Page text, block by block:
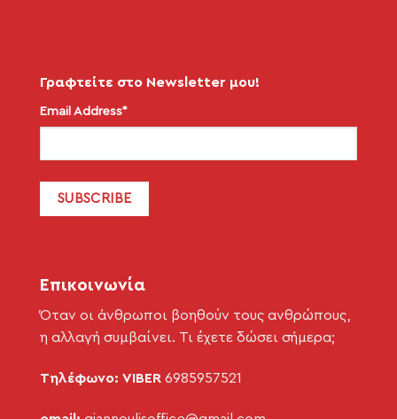
Γραφτείτε στο Newsletter μου!
Email Address*
Επικοινωνία
Όταν οι άνθρωποι βοηθούν τους ανθρώπους,
η αλλαγή συμβαίνει. Τι έχετε δώσει σήμερα;
Τηλέφωνο: VIBER 6985957521